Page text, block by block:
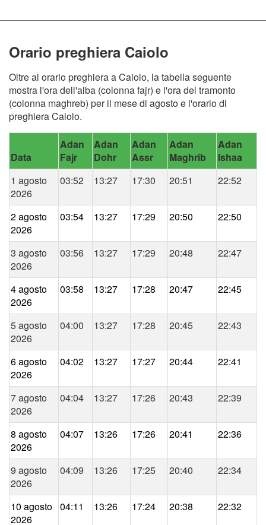
Orario preghiera Caiolo
Oltre al orario preghiera a Caiolo, la tabella seguente
mostra l'ora dell'alba (colonna fajr) e l'ora del tramonto
(colonna maghreb) per il mese di agosto e l'orario di
preghiera Caiolo.
Data
Adan
Fajr
Adan
Dohr
Adan
Assr
Adan
Maghrib
Adan
Ishaa
1 agosto
2026
03:52 13:27 17:30 20:51 22:52
2 agosto
2026
03:54 13:27 17:29 20:50 22:50
3 agosto
2026
03:56 13:27 17:29 20:48 22:47
4 agosto
2026
03:58 13:27 17:28 20:47 22:45
5 agosto
2026
04:00 13:27 17:28 20:45 22:43
6 agosto
2026
04:02 13:27 17:27 20:44 22:41
7 agosto
2026
04:04 13:27 17:26 20:43 22:39
8 agosto
2026
04:07 13:26 17:26 20:41 22:36
9 agosto
2026
04:09 13:26 17:25 20:40 22:34
10 agosto
2026
04:11 13:26 17:24 20:38 22:32